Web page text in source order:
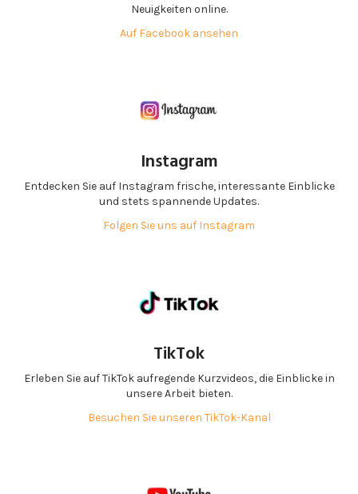
Neuigkeiten online.
Auf Facebook ansehen
Instagram
Entdecken Sie auf Instagram frische, interessante Einblicke
und stets spannende Updates.
Folgen Sie uns auf Instagram
TikTok
Erleben Sie auf TikTok aufregende Kurzvideos, die Einblicke in
unsere Arbeit bieten.
Besuchen Sie unseren TikTok-Kanal